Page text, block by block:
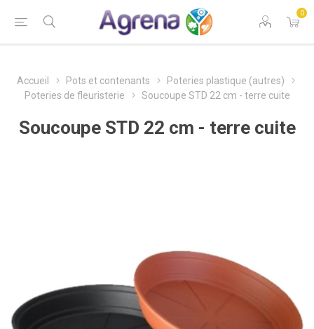
0
Accueil Pots et contenants
Poteries plastique (autres)
Poteries de fleuristerie
Soucoupe STD 22 cm - terre cuite
Soucoupe STD 22 cm - terre cuite